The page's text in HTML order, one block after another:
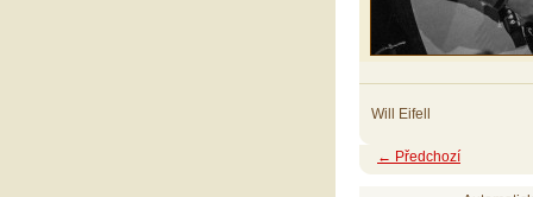
Will Eifell
← Předchozí